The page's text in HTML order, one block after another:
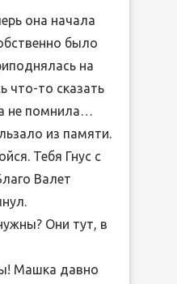
она начала
было
на
что-то сказать
не помнила…
из памяти.
Тебя Гнус с
Валет
Они тут, в
Машка давно